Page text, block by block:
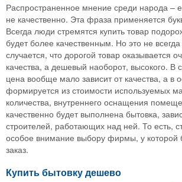
Распространенное мнение среди народа –
не качественно. Эта фраза применяется
Всегда люди стремятся купить товар
будет более качественным. Но это не всегда
случается, что дорогой товар оказывается
качества, а дешевый наоборот, высокого. В
цена вообще мало зависит от качества, а в
формируется из стоимости используемых
количества, внутреннего оснащения
качественно будет выполнена бытовка,
строителей, работающих над ней. То есть,
особое внимание выбору фирмы, у которой
заказ.
Купить бытовку дешево